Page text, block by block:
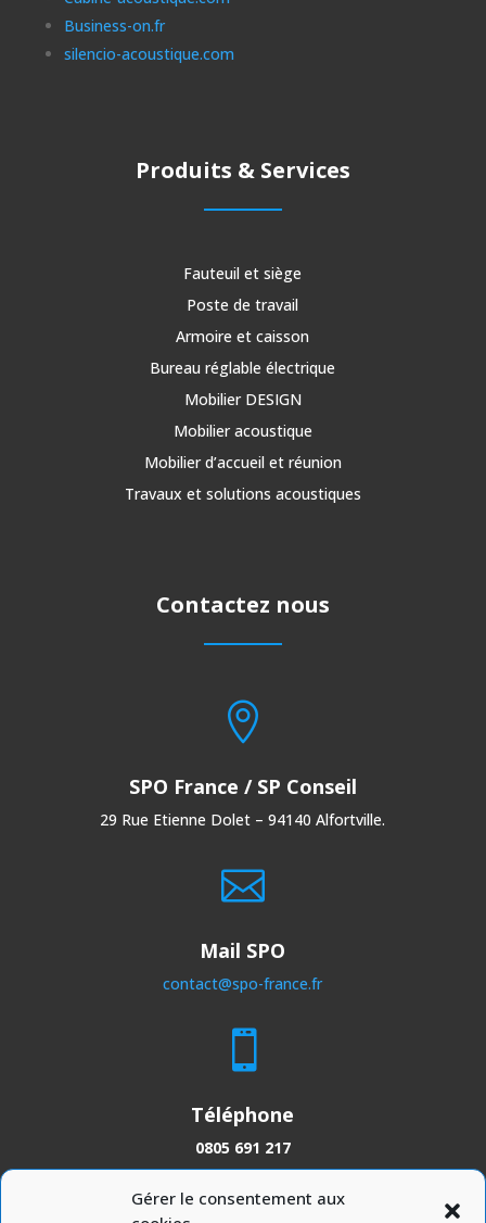
Gérer le consentement aux
Business-on.fr
silencio-acoustique.com
Produits & Services
Fauteuil et siège
Poste de travail
Armoire et caisson
Bureau réglable électrique
Mobilier DESIGN
Mobilier acoustique
Mobilier d’accueil et réunion
Travaux et solutions acoustiques
Contactez nous

SPO France / SP Conseil
29 Rue Etienne Dolet – 94140 Alfortville.

Mail SPO
contact@spo-france.fr

Téléphone
0805 691 217